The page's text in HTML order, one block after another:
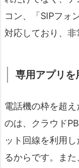
コン、「SIPフォ
対応しており、非
専用アプリを
電話機の枠を超
のは、クラウド
ット回線を利用
るからです。ま